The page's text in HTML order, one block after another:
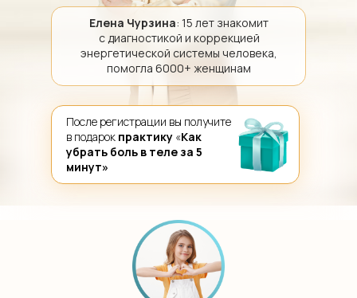
После регистрации вы получите
в подарок практику «Как
убрать боль в теле за 5
минут»
Елена Чурзина: 15 лет знакомит
с диагностикой и коррекцией
энергетической системы человека,
помогла 6000+ женщинам